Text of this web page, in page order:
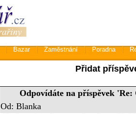
Bazar Zaměstnání Poradna
Přidat
Odpovídáte na příspěvek 'Re:
Od: Blanka